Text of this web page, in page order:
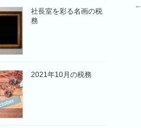
←
社長室を彩る名画の税
務
2021年10月の税務